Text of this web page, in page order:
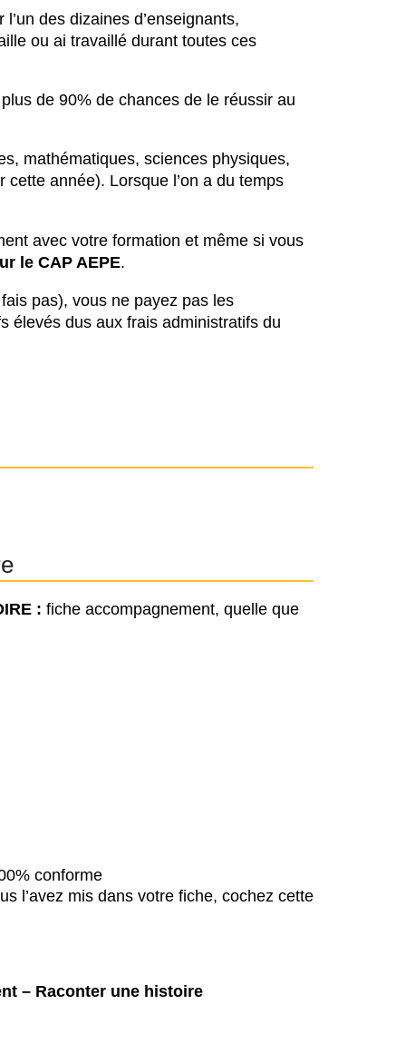
des dizaines d’enseignants,
ou ai travaillé durant toutes ces
de 90% de chances de le réussir au
mathématiques, sciences physiques,
année). Lorsque l’on a du temps
avec votre formation et même si vous
le CAP AEPE.
pas), vous ne payez pas les
élevés dus aux frais administratifs du
: fiche accompagnement, quelle que
conforme
l’avez mis dans votre fiche, cochez cette
– Raconter une histoire